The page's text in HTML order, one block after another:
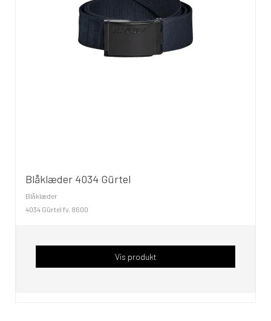
Blåklæder 4034 Gürtel
Blåklæder
4034 Gürtel fv. 8600
Vis produkt